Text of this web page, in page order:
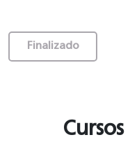
Finalizado
Cursos